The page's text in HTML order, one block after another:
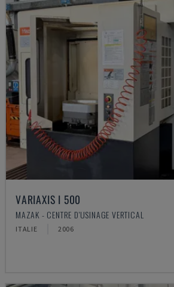
VARIAXIS I 500
MAZAK - CENTRE D'USINAGE VERTICAL
ITALIE 2006